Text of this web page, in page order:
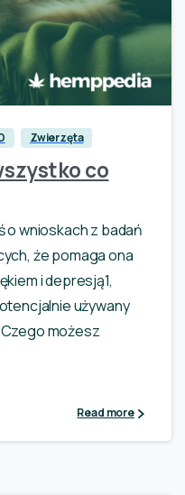
Zwierzęta
co
o wnioskach z badań
że pomaga ona
i depresją1,
używany
możesz
Read more